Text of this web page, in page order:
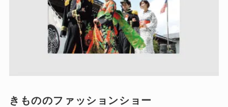
きもののファッションショー